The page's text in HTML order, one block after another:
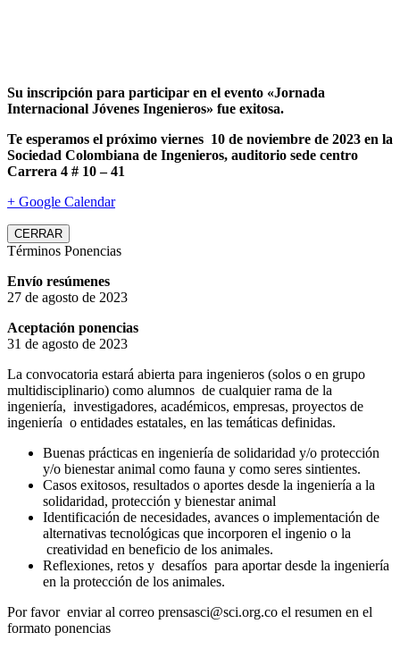
Su inscripción para participar en el evento «Jornada
Internacional Jóvenes Ingenieros» fue exitosa.
Te esperamos el próximo viernes 10 de noviembre de 2023 en la
Sociedad Colombiana de Ingenieros, auditorio sede centro
Carrera 4 # 10 – 41
+ Google Calendar
CERRAR
Términos Ponencias
Envío resúmenes
27 de agosto de 2023
Aceptación ponencias
31 de agosto de 2023
La convocatoria estará abierta para ingenieros (solos o en grupo
multidisciplinario) como alumnos de cualquier rama de la
ingeniería, investigadores, académicos, empresas, proyectos de
ingeniería o entidades estatales, en las temáticas definidas.
Buenas prácticas en ingeniería de solidaridad y/o protección
y/o bienestar animal como fauna y como seres sintientes.
Casos exitosos, resultados o aportes desde la ingeniería a la
solidaridad, protección y bienestar animal
Identificación de necesidades, avances o implementación de
alternativas tecnológicas que incorporen el ingenio o la
creatividad en beneficio de los animales.
Reflexiones, retos y desafíos para aportar desde la ingeniería
en la protección de los animales.
Por favor enviar al correo prensasci@sci.org.co el resumen en el
formato ponencias